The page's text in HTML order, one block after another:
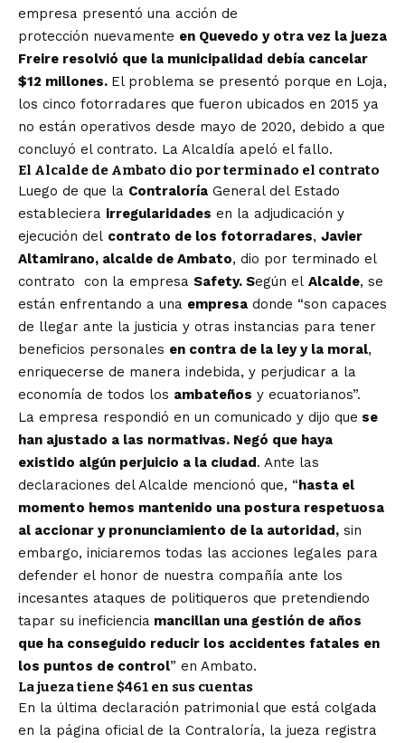
empresa presentó una acción de
protección nuevamente en Quevedo y otra vez la jueza
Freire resolvió que la municipalidad debía cancelar
$12 millones. El problema se presentó porque en Loja,
los cinco fotorradares que fueron ubicados en 2015 ya
no están operativos desde mayo de 2020, debido a que
concluyó el contrato. La Alcaldía apeló el fallo.
El Alcalde de Ambato dio por terminado el contrato
Luego de que la Contraloría General del Estado
estableciera irregularidades en la adjudicación y
ejecución del contrato de los fotorradares, Javier
Altamirano, alcalde de Ambato, dio por terminado el
contrato con la empresa Safety. Según el Alcalde, se
están enfrentando a una empresa donde “son capaces
de llegar ante la justicia y otras instancias para tener
beneficios personales en contra de la ley y la moral,
enriquecerse de manera indebida, y perjudicar a la
economía de todos los ambateños y ecuatorianos”.
La empresa respondió en un comunicado y dijo que se
han ajustado a las normativas. Negó que haya
existido algún perjuicio a la ciudad. Ante las
declaraciones del Alcalde mencionó que, “hasta el
momento hemos mantenido una postura respetuosa
al accionar y pronunciamiento de la autoridad, sin
embargo, iniciaremos todas las acciones legales para
defender el honor de nuestra compañía ante los
incesantes ataques de politiqueros que pretendiendo
tapar su ineficiencia mancillan una gestión de años
que ha conseguido reducir los accidentes fatales en
los puntos de control” en Ambato.
La jueza tiene $461 en sus cuentas
En la última declaración patrimonial que está colgada
en la página oficial de la Contraloría, la jueza registra